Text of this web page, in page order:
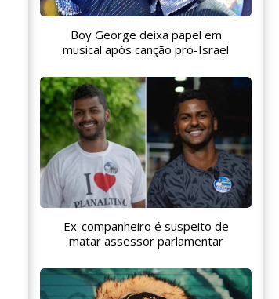
Boy George deixa papel em
musical após canção pró-Israel
Ex-companheiro é suspeito de
matar assessor parlamentar